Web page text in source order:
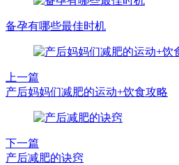
备孕有哪些最佳时机
上一篇
产后妈妈们减肥的运动+饮食攻略
下一篇
产后减肥的诀窍